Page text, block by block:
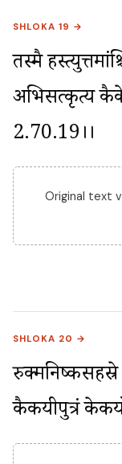
SHLOKA 19 →
तस्मै
अभिसत्कृत्य
2.70.19।।
Original text
SHLOKA 20 →
रुक्मनिष्कसहस्रे
कैकयीपुत्रं